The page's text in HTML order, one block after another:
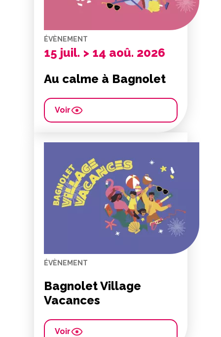
ÉVÈNEMENT
15 juil. > 14 aoû. 2026
Au calme à Bagnolet
Voir
ÉVÈNEMENT
Bagnolet Village
Vacances
Voir